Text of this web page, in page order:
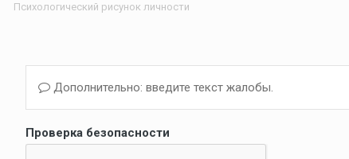
Психологический рисунок личности
Дополнительно: введите текст жалобы.
Проверка безопасности